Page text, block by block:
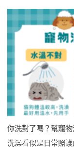
你洗對了嗎？幫寵
洗澡看似是日常照